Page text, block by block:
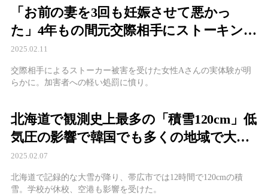
「お前の妻を3回も妊娠させて悪かっ
た」4年もの間元交際相手にストーキング
された女性の苦悩
2025.02.11
交際相手によるストーカー被害を受けた女性Aさんの実体験が明
らかに。加害者への軽い処罰に憤り。
北海道で観測史上最多の「積雪120cm」低
気圧の影響で韓国でも多くの地域で大雪
と強風
2025.02.07
北海道で記録的な大雪が降り、帯広市では12時間で120cmの積
雪。学校が休校、空港も影響を受けた。